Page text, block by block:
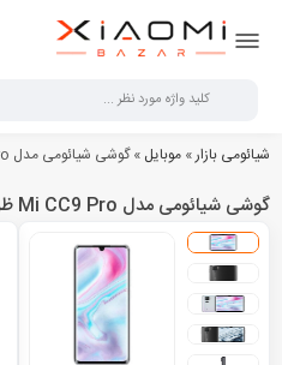
شیائومی بازار» موبایل »گوشی شیائومی مدل Mi CC9 Pro ظرفیت 8/256 گیگابایت
گوشی شیائومی مدل Mi CC9 Pro ظرفیت 8/256 گیگابایت